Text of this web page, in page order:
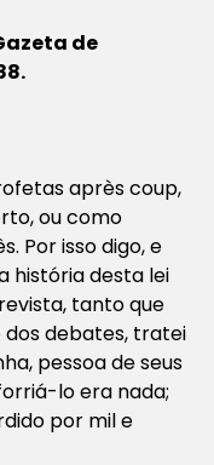
de
après coup,
ou como
Por isso digo, e
história desta lei
tanto que
debates, tratei
pessoa de seus
lo era nada;
por mil e